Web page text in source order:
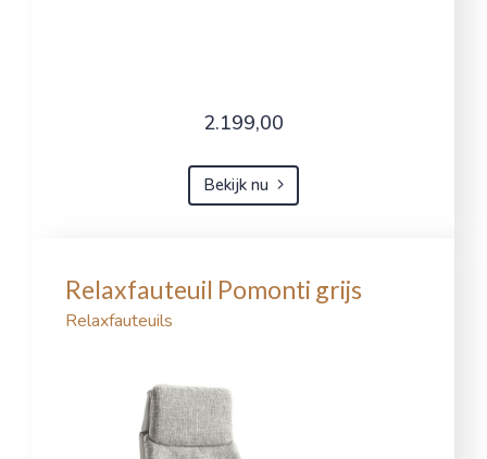
2.199,00
Bekijk nu
Relaxfauteuil Pomonti grijs
Relaxfauteuils